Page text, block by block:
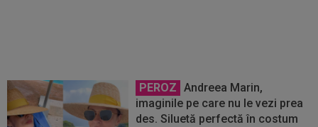
PEROZ Andreea Marin,
imaginile pe care nu le vezi prea
des. Siluetă perfectă în costum